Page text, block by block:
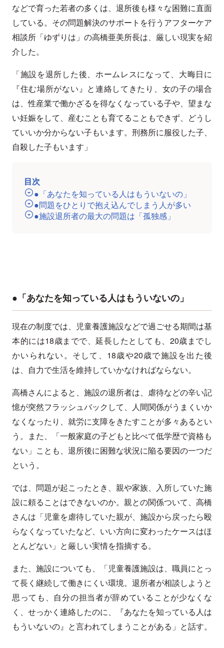
などで育った若者の多くは、退所後も様々な困難に直面
している。その問題解決のサポートを行うアフターケア
相談所「ゆずりは」の高橋亜美所長は、厳しい現実を紹
介した。
「施設を退所した後、ホームレスになって、大晦日に
『住む場所がない』と連絡してきたり、女の子の場合
は、性産業で働かざるを得なくなっている子や、望まな
い妊娠をして、産むことも育てることもできず、どうし
ていいか分からない子もいます。刑務所に服役した子、
自殺した子もいます」
目次
●「あなたを知っている人はもういないの」
●問題をひとりで抱え込んでしまう人が多い
●施設退所者の最大の問題は「孤独感」
●「あなたを知っている人はもういないの」
現在の制度では、児童養護施設などで過ごせる期間は基
本的には18歳までで、延長したとしても、20歳までし
かいられない。そして、18歳や20歳で施設を出た後
は、自力で生活を維持していかなければならない。
高橋さんによると、施設の退所者は、虐待などの辛い記
憶が突然フラッシュバックして、人間関係がうまくいか
なくなったり、就労に支障をきたすことが多々あるとい
う。また、「一般家庭の子どもと比べて低学歴で資格も
ない」ことも、退所後に困難な状況に陥る要因の一つだ
という。
では、問題が起こったとき、親や家族、入所していた施
設に頼ることはできないのか。親との関係ついて、高橋
さんは「児童を虐待していた親が、施設から戻ったら殴
らなくなっていたなど、いい方向に変わったケースはほ
とんどない」と厳しい実情を指摘する。
また、施設についても、「児童養護施設は、職員にとっ
て長く継続して働きにくい環境。退所者が相談しようと
思っても、自分の担当者が辞めていることが少なくな
く、せっかく連絡したのに、『あなたを知っている人は
もういないの』と言われてしまうことがある」と話す。